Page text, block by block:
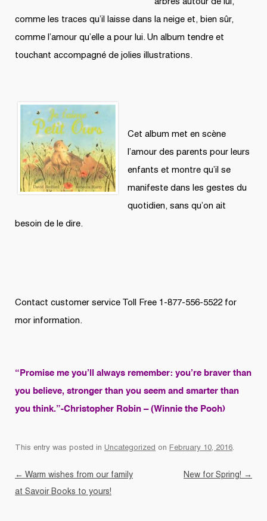
arbres autour de lui,
comme les traces qu’il laisse dans la neige et, bien sûr,
comme l’amour qu’elle a pour lui. Un album tendre et
touchant accompagné de jolies illustrations.
Cet album met en scène
l’amour des parents pour leurs
enfants et montre qu’il se
manifeste dans les gestes du
quotidien, sans qu’on ait
besoin de le dire.
Contact customer service Toll Free 1-877-556-5522 for
mor information.
“Promise me you’ll always remember: you’re braver than
you believe, stronger than you seem and smarter than
you think.”-Christopher Robin – (Winnie the Pooh)
This entry was posted in Uncategorized on February 10, 2016.
Post navigation
← Warm wishes from our family
at Savoir Books to yours!
New for Spring! →